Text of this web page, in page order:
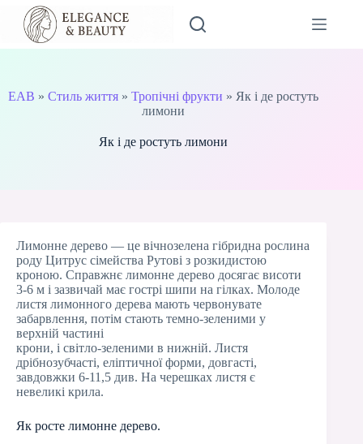
Перейти
вмісту
EAB »Стиль життя »Тропічні фрукти » Як і де ростуть
лимони
Як і де ростуть лимони
Лимонне дерево — це вічнозелена гібридна рослина
роду Цитрус сімейства Рутові з розкидистою
кроною. Справжнє лимонне дерево досягає висоти
3-6 м і зазвичай має гострі шипи на гілках. Молоде
листя лимонного дерева мають червонувате
забарвлення, потім стають темно-зеленими у
верхній частині
крони, і світло-зеленими в нижній. Листя
дрібнозубчасті, еліптичної форми, довгасті,
завдовжки 6-11,5 див. На черешках листя є
невеликі крила.
Як росте лимонне дерево.